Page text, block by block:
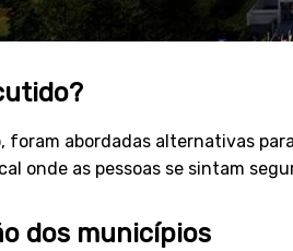
foram abordadas alternativas
onde as pessoas se sintam
dos municípios